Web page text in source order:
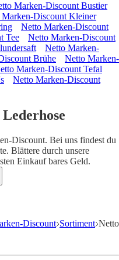
Marken-Discount Bustier
Marken-Discount Kleiner
Netto Marken-Discount
Tee
Netto Marken-Discount
Netto Marken-
Brühe
Netto Marken-
Marken-Discount Tefal
Netto Marken-Discount
Discount. Bei uns findest du
Blättere durch unsere
Einkauf bares Geld.
Discount Sortiment Netto